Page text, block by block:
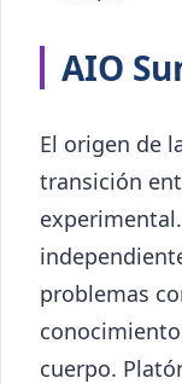
AIO
El origen de
transición
problemas
cuerpo.